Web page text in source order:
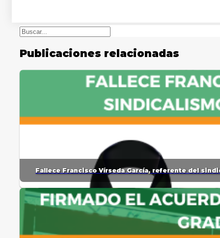
Buscar
Publicaciones relacionadas
Fallece Francisco Vírseda García, referente del